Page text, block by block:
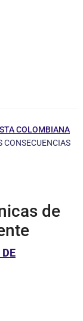
COLOMBIANA
CONSECUENCIAS
de